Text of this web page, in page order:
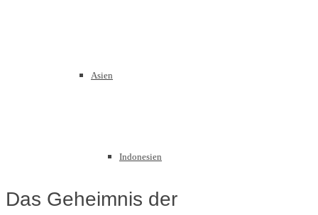
Asien
Indonesien
Das Geheimnis der